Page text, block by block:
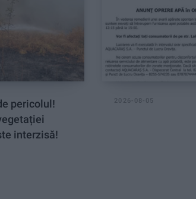
pericolul!
interzisă!
2026-08-05